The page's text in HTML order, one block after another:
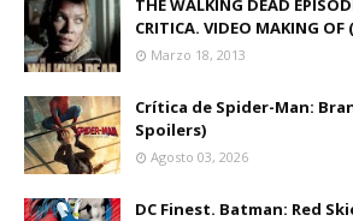
THE WALKING DEAD
CRITICA. VIDEO MAKING OF
Marzo 18, 2013
Crítica de Spider-Man:
Spoilers)
Agosto 03, 2026
DC Finest. Batman: Red